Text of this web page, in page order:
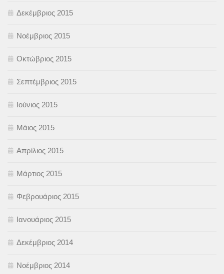
Δεκέμβριος 2015
Νοέμβριος 2015
Οκτώβριος 2015
Σεπτέμβριος 2015
Ιούνιος 2015
Μάιος 2015
Απρίλιος 2015
Μάρτιος 2015
Φεβρουάριος 2015
Ιανουάριος 2015
Δεκέμβριος 2014
Νοέμβριος 2014